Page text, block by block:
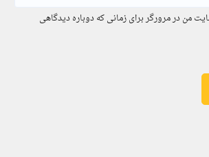
من در مرورگر برای زمانی که دوباره دیدگاهی